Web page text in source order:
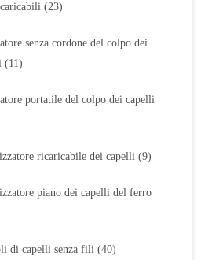
(23)
senza cordone del colpo dei
(11)
portatile del colpo dei capelli
ricaricabile dei capelli (9)
piano dei capelli del ferro
di capelli senza fili (40)